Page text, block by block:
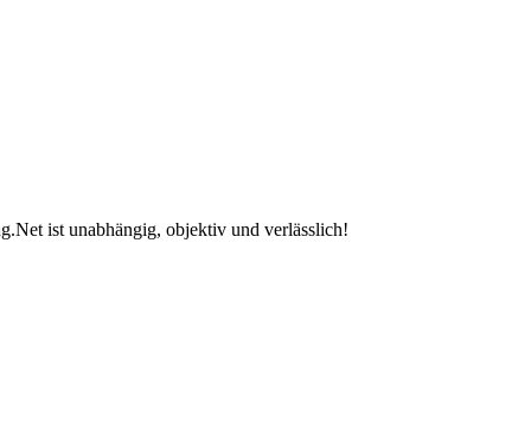
ist unabhängig, objektiv und verlässlich!